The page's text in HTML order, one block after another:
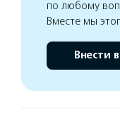
по любому
Вместе мы
Внести